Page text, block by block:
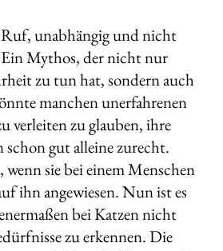
unabhängig und nicht
Ein Mythos, der nicht nur
zu tun hat, sondern auch
manchen unerfahrenen
verleiten zu glauben, ihre
schon gut alleine zurecht.
sie bei einem Menschen
ihn angewiesen. Nun ist es
bei Katzen nicht
zu erkennen. Die